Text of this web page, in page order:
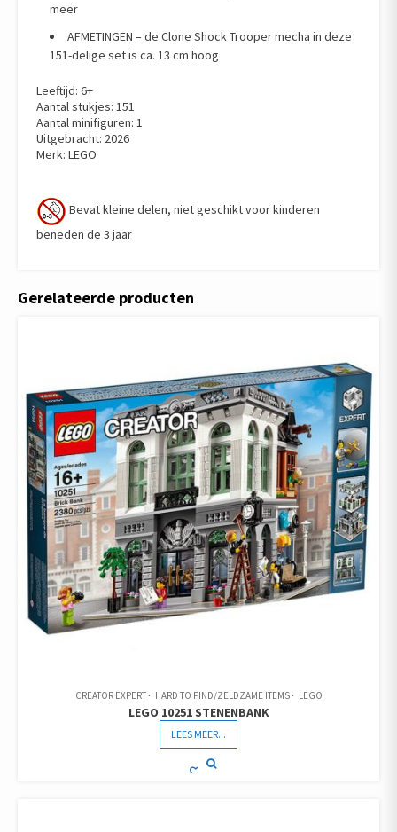
meer
AFMETINGEN – de Clone Shock Trooper mecha in deze
151-delige set is ca. 13 cm hoog
Leeftijd: 6+
Aantal stukjes: 151
Aantal minifiguren: 1
Uitgebracht: 2026
Merk: LEGO
Bevat kleine delen, niet geschikt voor kinderen
beneden de 3 jaar
Gerelateerde producten
CREATOR EXPERT HARD TO FIND/ZELDZAME ITEMS LEGO
LEGO 10251 STENENBANK
LEES MEER...